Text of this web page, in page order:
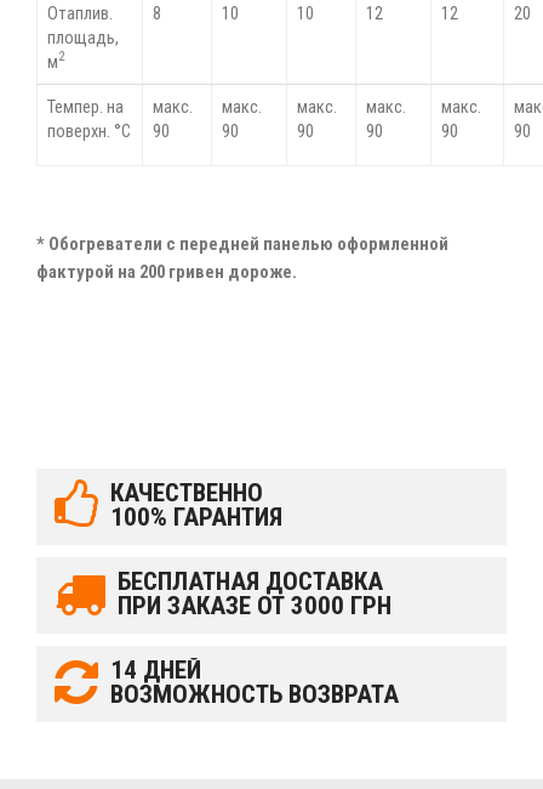
Отаплив.
площадь,
м2
8 10 10 12 12 20
Темпер. на
поверхн. °С
макс.
90
макс.
90
макс.
90
макс.
90
макс.
90
90
* Обогреватели с передней панелью оформленной
фактурой на 200 гривен дороже.
КАЧЕСТВЕННО
100% ГАРАНТИЯ
БЕСПЛАТНАЯ ДОСТАВКА
ПРИ ЗАКАЗЕ ОТ 3000 ГРН
14 ДНЕЙ
ВОЗМОЖНОСТЬ ВОЗВРАТА